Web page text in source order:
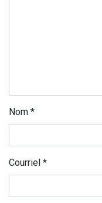
Nom *
Courriel *